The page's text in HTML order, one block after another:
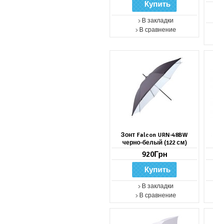
В закладки
В сравнение
Зонт Falcon URN-48BW
черно-белый (122 см)
920Грн
В закладки
В сравнение